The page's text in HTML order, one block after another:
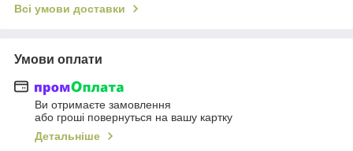
Всі умови доставки
Умови оплати
Ви отримаєте замовлення
або гроші повернуться на вашу картку
Детальніше